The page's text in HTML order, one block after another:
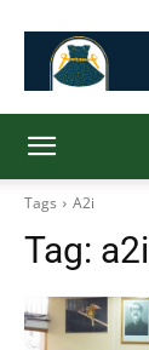
Tags A2i
Tag: a2i